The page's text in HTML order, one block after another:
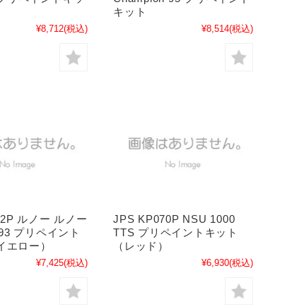
¥8,712(税込)
キット
¥8,514(税込)
ルノー ルノー
プリペイント
エロー）
¥7,425(税込)
JPS KP070P NSU 1000
TTS プリペイントキット
（レッド）
¥6,930(税込)